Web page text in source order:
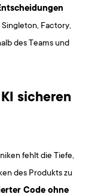
Singleton, Factory,
des Teams und
sicheren
fehlt die Tiefe,
des Produkts zu
Code ohne